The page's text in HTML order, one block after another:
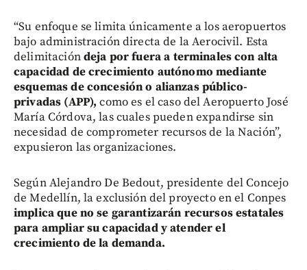
“Su enfoque se limita únicamente a los aeropuertos
bajo administración directa de la Aerocivil. Esta
delimitacióndeja por fuera a terminales con alta
capacidad de crecimiento autónomo mediante
esquemas de concesión o alianzas público-
privadas (APP), como es el caso del Aeropuerto José
María Córdova, las cuales pueden expandirse sin
necesidad de comprometer recursos de la Nación”,
expusieron las organizaciones.
Según Alejandro De Bedout, presidente del Concejo
de Medellín, la exclusión del proyecto en el Conpes
implica que no se garantizarán recursos estatales
para ampliar su capacidad y atender el
crecimiento de la demanda.